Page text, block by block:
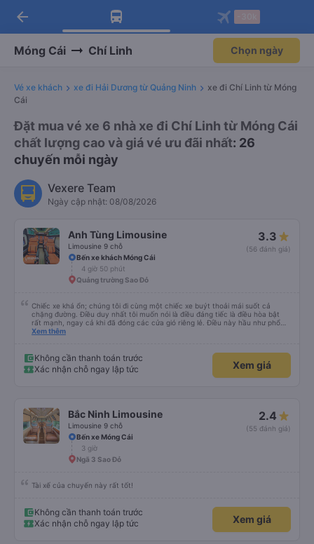
Tải app Vexere ngay!
Nhận ưu đãi thành viên độc
Mở app
Tải app Vexere
-30k/ghế khi đặt vé máy bay qua
Mở app
arrow_back
Móng Cái Chí Linh Chọn ngày
Vé xe khách xe đi Hải Dương từ Quảng Ninh
xe đi Chí Linh từ Móng
Cái
Đặt mua vé xe 6 nhà xe đi Chí Linh từ Móng Cái
chất lượng cao và giá vé ưu đãi nhất: 26
chuyến mỗi ngày
Vexere Team
Ngày cập nhật: 08/08/2026
Anh Tùng Limousine
Limousine 9 chỗ
3.3
(56 đánh giá)
Bến xe khách Móng Cái
4 giờ 50 phút
Quảng trường Sao Đỏ
Chiếc xe khá ổn; chúng tôi đi cùng một chiếc xe buýt thoải mái suốt cả
chặng đường. Điều duy nhất tôi muốn nói là điều đáng tiếc là điều hòa bật
rất mạnh, ngay cả khi đã đóng các cửa gió riêng lẻ. Điều này hầu như phổ
biến ở châu Á. Vì vậy, hãy mang theo quần áo ấm hoặc thứ gì đó để che
Xem thêm
Không cần thanh toán trước
Xác nhận chỗ ngay lập tức
Xem giá
Bắc Ninh Limousine
Limousine 9 chỗ
2.4
(55 đánh giá)
Bến xe Móng Cái
3 giờ
Ngã 3 Sao Đỏ
Tài xế của chuyến này rất tốt!
Không cần thanh toán trước
Xác nhận chỗ ngay lập tức
Xem giá